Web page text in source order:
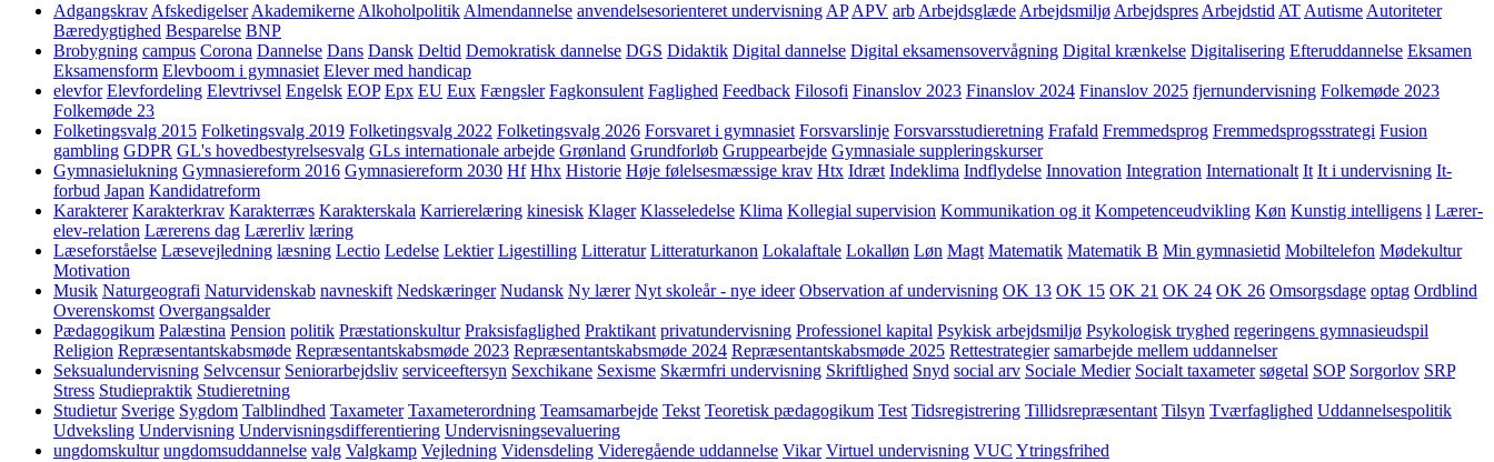
Adgangskrav Afskedigelser Akademikerne Alkoholpolitik Almendannelse anvendelsesorienteret undervisning AP APV arb Arbejdsglæde Arbejdsmiljø Arbejdspres Arbejdstid AT Autisme Autoriteter
Bæredygtighed Besparelse BNP
Brobygning campus Corona Dannelse Dans Dansk Deltid Demokratisk dannelse DGS Didaktik Digital dannelse Digital eksamensovervågning Digital krænkelse Digitalisering Efteruddannelse Eksamen
Eksamensform Elevboom i gymnasiet Elever med handicap
elevfor Elevfordeling Elevtrivsel Engelsk EOP Epx EU Eux Fængsler Fagkonsulent Faglighed Feedback Filosofi Finanslov 2023 Finanslov 2024 Finanslov 2025 fjernundervisning Folkemøde 2023
Folkemøde 23
Folketingsvalg 2015 Folketingsvalg 2019 Folketingsvalg 2022 Folketingsvalg 2026 Forsvaret i gymnasiet Forsvarslinje Forsvarsstudieretning Frafald Fremmedsprog Fremmedsprogsstrategi Fusion
gambling GDPR GL's hovedbestyrelsesvalg GLs internationale arbejde Grønland Grundforløb Gruppearbejde Gymnasiale suppleringskurser
Gymnasielukning Gymnasiereform 2016 Gymnasiereform 2030 Hf Hhx Historie Høje følelsesmæssige krav Htx Idræt Indeklima Indflydelse Innovation Integration Internationalt It It i undervisning It-
forbud Japan Kandidatreform
Karakterer Karakterkrav Karakterræs Karakterskala Karrierelæring kinesisk Klager Klasseledelse Klima Kollegial supervision Kommunikation og it Kompetenceudvikling Køn Kunstig intelligens l Lærer-
elev-relation Lærerens dag Lærerliv læring
Læseforståelse Læsevejledning læsning Lectio Ledelse Lektier Ligestilling Litteratur Litteraturkanon Lokalaftale Lokalløn Løn Magt Matematik Matematik B Min gymnasietid Mobiltelefon Mødekultur
Motivation
Musik Naturgeografi Naturvidenskab navneskift Nedskæringer Nudansk Ny lærer Nyt skoleår - nye ideer Observation af undervisning OK 13 OK 15 OK 21 OK 24 OK 26 Omsorgsdage optag Ordblind
Overenskomst Overgangsalder
Pædagogikum Palæstina Pension politik Præstationskultur Praksisfaglighed Praktikant privatundervisning Professionel kapital Psykisk arbejdsmiljø Psykologisk tryghed regeringens gymnasieudspil
Religion Repræsentantskabsmøde Repræsentantskabsmøde 2023 Repræsentantskabsmøde 2024 Repræsentantskabsmøde 2025 Rettestrategier samarbejde mellem uddannelser
Seksualundervisning Selvcensur Seniorarbejdsliv serviceeftersyn Sexchikane Sexisme Skærmfri undervisning Skriftlighed Snyd social arv Sociale Medier Socialt taxameter søgetal SOP Sorgorlov SRP
Stress Studiepraktik Studieretning
Studietur Sverige Sygdom Talblindhed Taxameter Taxameterordning Teamsamarbejde Tekst Teoretisk pædagogikum Test Tidsregistrering Tillidsrepræsentant Tilsyn Tværfaglighed Uddannelsespolitik
Udveksling Undervisning Undervisningsdifferentiering Undervisningsevaluering
ungdomskultur ungdomsuddannelse valg Valgkamp Vejledning Vidensdeling Videregående uddannelse Vikar Virtuel undervisning VUC Ytringsfrihed